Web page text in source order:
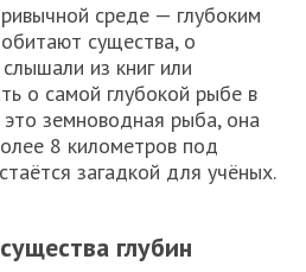
среде — глубоким
существа, о
из книг или
о самой глубокой рыбе в
земноводная рыба, она
8 километров под
загадкой для учёных.
глубин